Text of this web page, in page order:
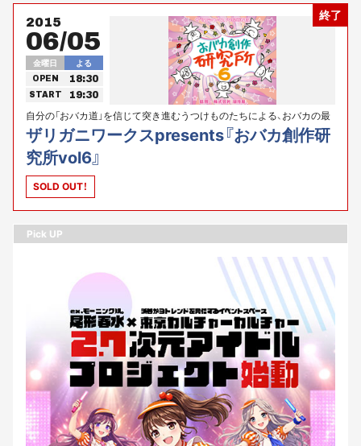
終了
2015
06/05
金曜日 よる
OPEN 18:30
START 19:30
自分の「おバカ道」を信じて突き進むうつけものたちによる、おバカの最
前線を是非、ご覧ください!!
ザリガニワークスpresents『おバカ創作研
究所vol6』
SOLD OUT！
Pick UP